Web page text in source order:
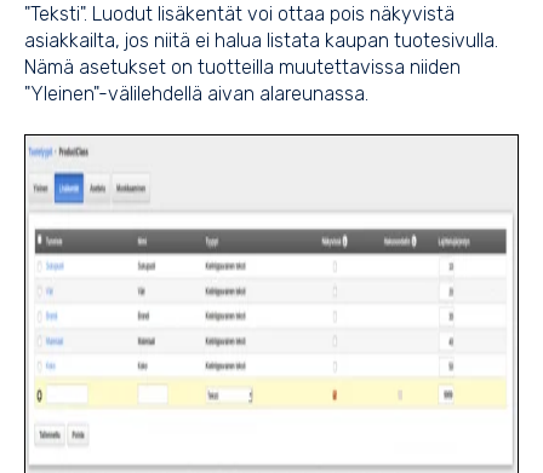
"Teksti". Luodut lisäkentät voi ottaa pois näkyvistä
asiakkailta, jos niitä ei halua listata kaupan tuotesivulla.
Nämä asetukset on tuotteilla muutettavissa niiden
"Yleinen"-välilehdellä aivan alareunassa.